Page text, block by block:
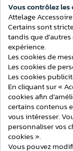
Temps de
(attelage)
Faisceau
Vous contrôlez les
Attelage
Certains sont
tandis que
expérience.
Les cookies de
Les cookies de
Les cookies
En cliquant sur «
cookies afin
certains contenus
vous intéresser.
personnaliser vos
cookies ».
Vous pouvez